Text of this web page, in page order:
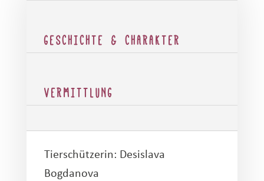
GESCHICHTE & CHARAKTER
VERMITTLUNG
Tierschützerin: Desislava
Bogdanova